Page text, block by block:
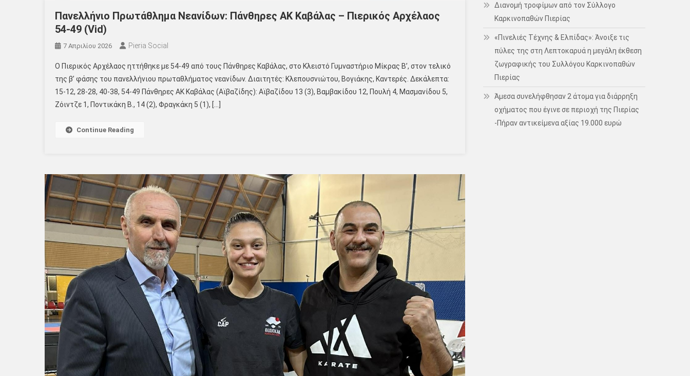
Πανελλήνιο Πρωτάθλημα Νεανίδων: Πάνθηρες ΑΚ Καβάλας – Πιερικός Αρχέλαος
54-49 (Vid)
7 Απριλίου 2026 Pieria Social
Ο Πιερικός Αρχέλαος ηττήθηκε με 54-49 από τους Πάνθηρες Καβάλας, στο Κλειστό Γυμναστήριο Μίκρας Β’, στον τελικό
της β’ φάσης του πανελλήνιου πρωταθλήματος νεανίδων. Διαιτητές: Κλεπουσνιώτου, Βογιάκης, Καντερές. Δεκάλεπτα:
15-12, 28-28, 40-38, 54-49 Πάνθηρες AK Καβάλας (Αϊβαζίδης): Αϊβαζίδου 13 (3), Βαμβακίδου 12, Πουλή 4, Μασμανίδου 5,
Ζόιντζε 1, Ποντικάκη Β., 14 (2), Φραγκάκη 5 (1), […]
Continue Reading
Διανομή τροφίμων από τον Σύλλογο
Καρκινοπαθών Πιερίας
«Πινελιές Τέχνης & Ελπίδας»: Άνοιξε τις
πύλες της στη Λεπτοκαρυά η μεγάλη έκθεση
ζωγραφικής του Συλλόγου Καρκινοπαθών
Πιερίας
Άμεσα συνελήφθησαν 2 άτομα για διάρρηξη
οχήματος που έγινε σε περιοχή της Πιερίας
-Πήραν αντικείμενα αξίας 19.000 ευρώ